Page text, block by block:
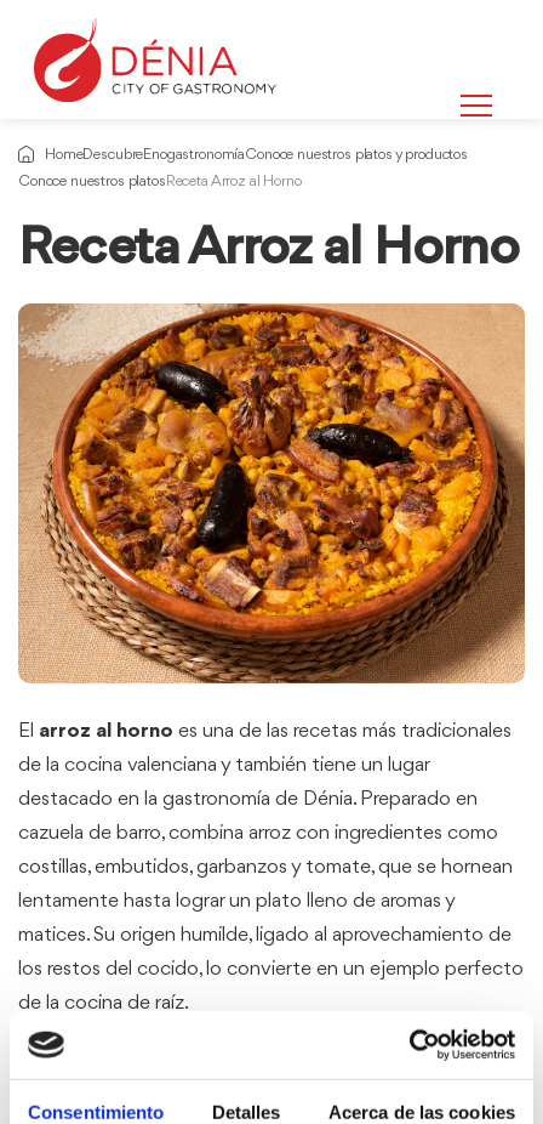
Consentimiento Detalles Acerca de las cookies
HomeDescubreEnogastronomíaConoce nuestros platos y productos
Conoce nuestros platos Receta Arroz al Horno
Receta Arroz al Horno
El arroz al horno es una de las recetas más tradicionales
de la cocina valenciana y también tiene un lugar
destacado en la gastronomía de Dénia. Preparado en
cazuela de barro, combina arroz con ingredientes como
costillas, embutidos, garbanzos y tomate, que se hornean
lentamente hasta lograr un plato lleno de aromas y
matices. Su origen humilde, ligado al aprovechamiento de
los restos del cocido, lo convierte en un ejemplo perfecto
de la cocina de raíz.
En Dénia, este arroz es sinónimo de tradición familiar y de
encuentro alrededor de la mesa. Con su sabor intenso y su